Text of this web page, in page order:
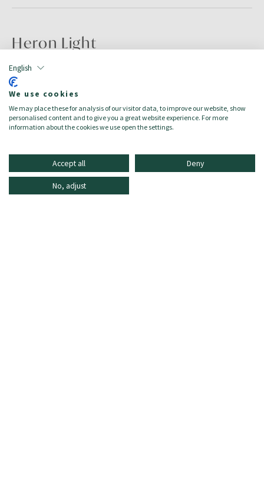
English
We use cookies
We may place these for analysis of our visitor data, to improve our website, show
personalised content and to give you a great website experience. For more
information about the cookies we use open the settings.
Accept all Deny
No, adjust
Heron Light
PRODUKTINFORMATIONEN
Color: Blue/Gin Tonic
Größe: S
Zielgruppe:Herren/Uomo